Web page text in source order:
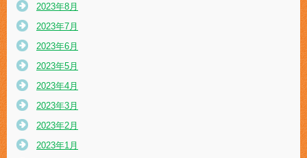
2023年8月
2023年7月
2023年6月
2023年5月
2023年4月
2023年3月
2023年2月
2023年1月